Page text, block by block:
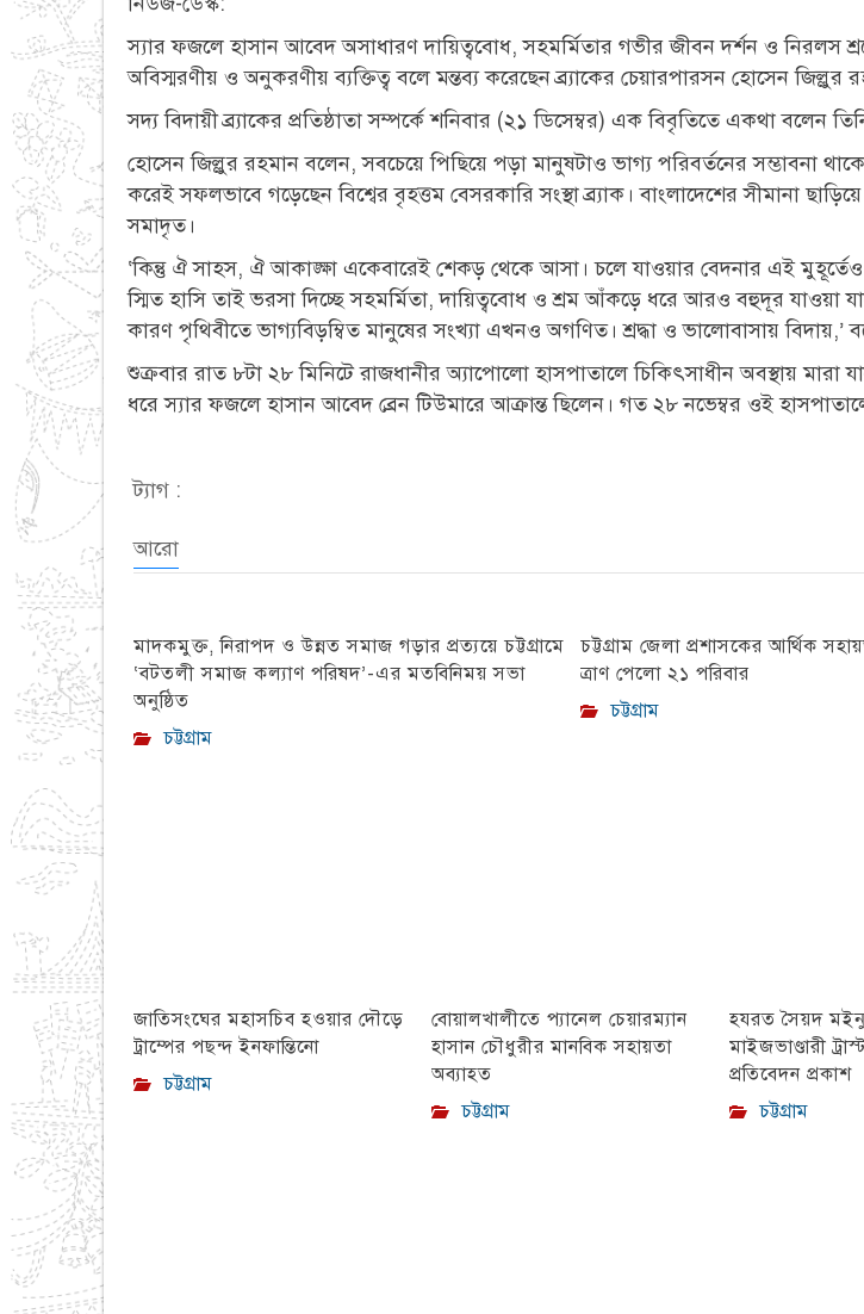
স্যার ফজলে হাসান আবেদ অসাধারণ দায়িত্ববোধ, সহমর্মিতার গভীর জীবন দর্শন ও নিরলস
অবিস্মরণীয় ও অনুকরণীয় ব্যক্তিত্ব বলে মন্তব্য করেছেন ব্র্যাকের চেয়ারপারসন হোসেন জিল্লুর
সদ্য বিদায়ী ব্র্যাকের প্রতিষ্ঠাতা সম্পর্কে শনিবার (২১ ডিসেম্বর) এক বিবৃতিতে একথা বলেন
হোসেন জিল্লুর রহমান বলেন, সবচেয়ে পিছিয়ে পড়া মানুষটাও ভাগ্য পরিবর্তনের সম্ভাবনা
করেই সফলভাবে গড়েছেন বিশ্বের বৃহত্তম বেসরকারি সংস্থা ব্র্যাক। বাংলাদেশের সীমানা
সমাদৃত।
‘কিন্তু ঐ সাহস, ঐ আকাঙ্ক্ষা একেবারেই শেকড় থেকে আসা। চলে যাওয়ার বেদনার এই
স্মিত হাসি তাই ভরসা দিচ্ছে সহমর্মিতা, দায়িত্ববোধ ও শ্রম আঁকড়ে ধরে আরও বহুদূর যাওয়া
কারণ পৃথিবীতে ভাগ্যবিড়ম্বিত মানুষের সংখ্যা এখনও অগণিত। শ্রদ্ধা ও ভালোবাসায় বিদায়,’
শুক্রবার রাত ৮টা ২৮ মিনিটে রাজধানীর অ্যাপোলো হাসপাতালে চিকিৎসাধীন অবস্থায় মারা
ধরে স্যার ফজলে হাসান আবেদ ব্রেন টিউমারে আক্রান্ত ছিলেন। গত ২৮ নভেম্বর ওই
ট্যাগ :
আরো
মাদকমুক্ত, নিরাপদ ও উন্নত সমাজ গড়ার প্রত্যয়ে চট্টগ্রামে
‘বটতলী সমাজ কল্যাণ পরিষদ’-এর মতবিনিময় সভা
অনুষ্ঠিত
চট্টগ্রাম
চট্টগ্রাম জেলা প্রশাসকের আর্থিক
ত্রাণ পেলো ২১ পরিবার
চট্টগ্রাম
জাতিসংঘের মহাসচিব হওয়ার দৌড়ে
ট্রাম্পের পছন্দ ইনফান্তিনো
চট্টগ্রাম
বোয়ালখালীতে প্যানেল চেয়ারম্যান
হাসান চৌধুরীর মানবিক সহায়তা
অব্যাহত
চট্টগ্রাম
হযরত সৈয়দ
মাইজভাণ্ডারী
প্রতিবেদন প্রকাশ
চট্টগ্রাম